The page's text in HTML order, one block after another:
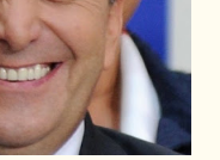
i poparcie
inne siły nie miały
bę...